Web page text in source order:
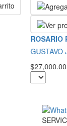
ROSARIO
GUSTAVO
$27,000.00